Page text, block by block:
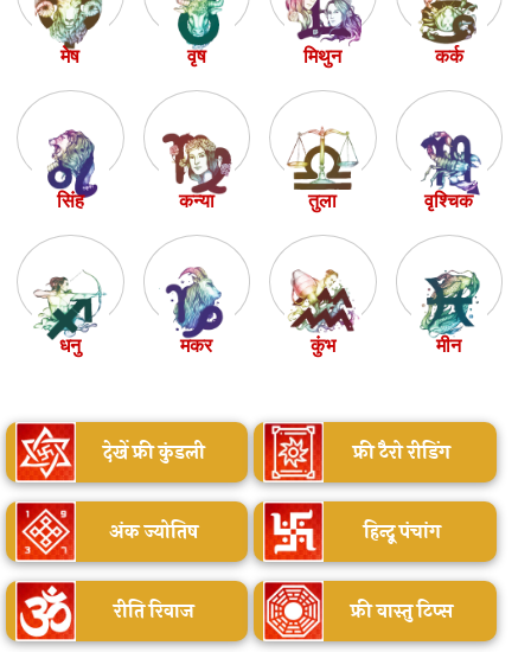
मेष वृष मिथुन कर्क
सिंह कन्या तुला वृश्चिक
धनु मकर कुंभ मीन
देखें फ्री कुंडली फ्री टैरो रीडिंग
अंक ज्योतिष हिन्दू पंचांग
रीति रिवाज फ्री वास्तु टिप्स